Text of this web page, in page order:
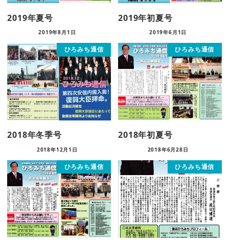
2019年夏号
2019年8月1日
2019年初夏号
2019年6月1日
ひろみち通信
2018年冬季号
2018年12月1日
ひろみち通信
2018年初夏号
2018年6月28日
ひろみち通信 ひろみち通信